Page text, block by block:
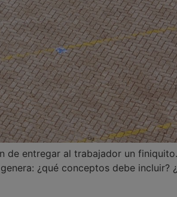
de entregar al trabajador un
¿qué conceptos debe incluir?